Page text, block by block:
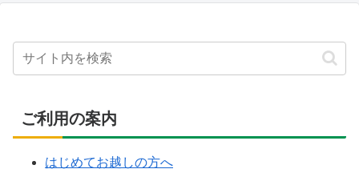
ご利用の案内
はじめてお越しの方へ